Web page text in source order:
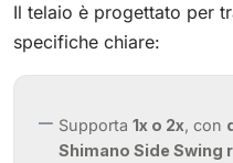
Il telaio è progettato per
specifiche chiare:
Supporta 1x o 2x, con
Shimano Side Swing